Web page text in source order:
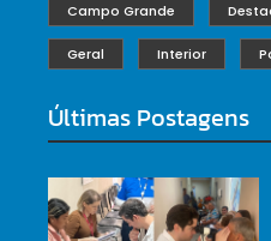
Campo Grande
Geral Interior
Últimas Postagens